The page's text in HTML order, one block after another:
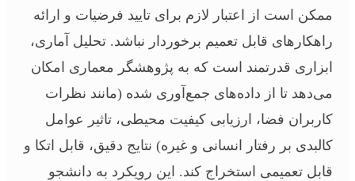
ممکن است از اعتبار لازم برای تایید فرضیات و ارائه
راهکارهای قابل تعمیم برخوردار نباشد. تحلیل آماری،
ابزاری قدرتمند است که به پژوهشگر معماری امکان
می‌دهد تا از داده‌های جمع‌آوری شده (مانند نظرات
کاربران فضا، ارزیابی کیفیت محیطی، تاثیر عوامل
کالبدی بر رفتار انسانی و غیره) نتایج دقیق، قابل اتکا و
قابل تعمیمی استخراج کند. این رویکرد به دانشجو